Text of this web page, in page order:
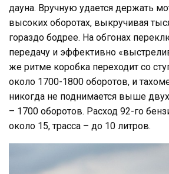
дауна. Вручную удается держать
высоких оборотах, выкручивая
гораздо бодрее. На обгонах
передачу и эффективно
же ритме коробка переходит со
около 1700-1800 оборотов, и
никогда не поднимается выше
– 1700 оборотов. Расход 92-го
около 15, трасса – до 10 литров.